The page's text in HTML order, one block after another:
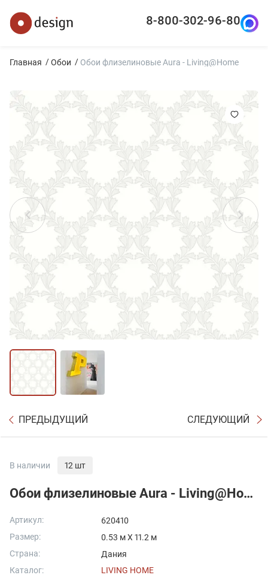
8-800-302-96-80
Главная Обои Обои флизелиновые Aura - Living@Home
ПРЕДЫДУЩИЙ СЛЕДУЮЩИЙ
В наличии 12 шт
Обои флизелиновые Aura - Living@Home
Артикул:
620410
Размер:
0.53 м X 11.2 м
Страна:
Дания
Каталог:
LIVING HOME